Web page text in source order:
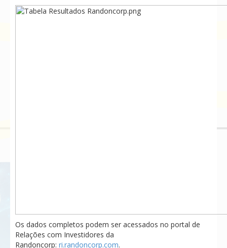
Os dados completos podem ser acessados no portal de
Relações com Investidores da
Randoncorp: ri.randoncorp.com.